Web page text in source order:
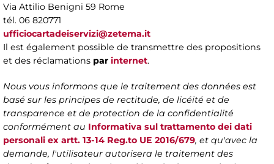
Via Attilio Benigni 59 Rome
tél. 06 820771
ufficiocartadeiservizi@zetema.it
Il est également possible de transmettre des propositions
et des réclamations par internet.
Nous vous informons que le traitement des données est
basé sur les principes de rectitude, de licéité et de
transparence et de protection de la confidentialité
conformément au Informativa sul trattamento dei dati
personali ex artt. 13-14 Reg.to UE 2016/679, et qu'avec la
demande, l'utilisateur autorisera le traitement des